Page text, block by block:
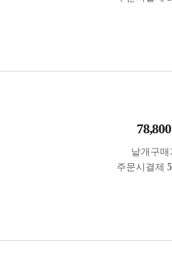
78,800
낱개구매
주문시결제